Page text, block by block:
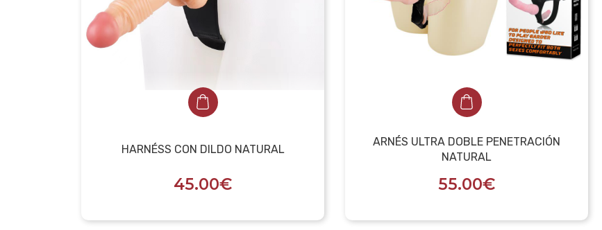
HARNÉSS CON DILDO NATURAL
45.00€
ARNÉS ULTRA DOBLE PENETRACIÓN
NATURAL
55.00€